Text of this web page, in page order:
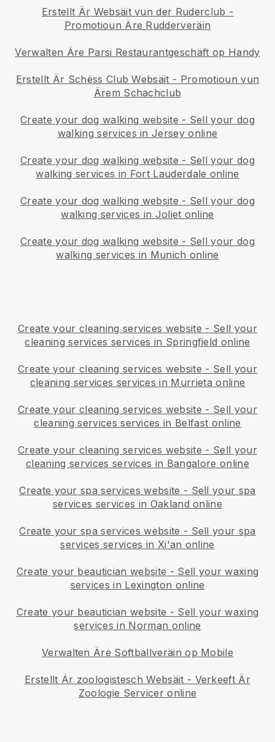
Erstellt Är Websäit vun der Ruderclub -
Promotioun Äre Rudderveräin
Verwalten Äre Parsi Restaurantgeschäft op Handy
Erstellt Är Schëss Club Websäit - Promotioun vun
Ärem Schachclub
Create your dog walking website - Sell your dog
walking services in Jersey online
Create your dog walking website - Sell your dog
walking services in Fort Lauderdale online
Create your dog walking website - Sell your dog
walking services in Joliet online
Create your dog walking website - Sell your dog
walking services in Munich online
Create your cleaning services website - Sell your
cleaning services services in Springfield online
Create your cleaning services website - Sell your
cleaning services services in Murrieta online
Create your cleaning services website - Sell your
cleaning services services in Belfast online
Create your cleaning services website - Sell your
cleaning services services in Bangalore online
Create your spa services website - Sell your spa
services services in Oakland online
Create your spa services website - Sell your spa
services services in Xi'an online
Create your beautician website - Sell your waxing
services in Lexington online
Create your beautician website - Sell your waxing
services in Norman online
Verwalten Äre Softballveräin op Mobile
Erstellt Är zoologistesch Websäit - Verkeeft Är
Zoologie Servicer online